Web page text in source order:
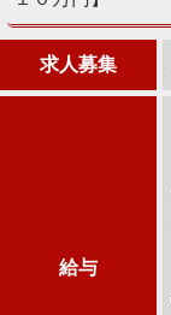
求人募集
給与